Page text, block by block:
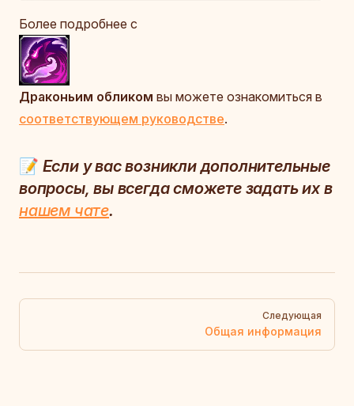
Более подробнее с
Драконьим обликом вы можете ознакомиться в
соответствующем руководстве.
📝 Если у вас возникли дополнительные
вопросы, вы всегда сможете задать их в
нашем чате.
Pager
Следующая
Общая информация